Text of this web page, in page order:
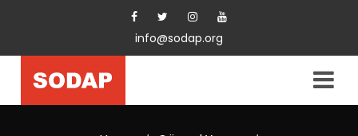
info@sodap.org